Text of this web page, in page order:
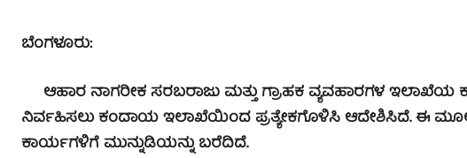
ಬೆಂಗಳೂರು:
ಆಹಾರ ನಾಗರೀಕ ಸರಬರಾಜು ಮತ್ತು ಗ್ರಾಹಕ ವ್ಯವಹಾರಗಳ ಇಲಾಖೆಯ
ನಿರ್ವಹಿಸಲು ಕಂದಾಯ ಇಲಾಖೆಯಿಂದ ಪ್ರತ್ಯೇಕಗೊಳಿಸಿ ಆದೇಶಿಸಿದೆ. ಈ
ಕಾರ್ಯಗಳಿಗೆ ಮುನ್ನುಡಿಯನ್ನು ಬರೆದಿದೆ.